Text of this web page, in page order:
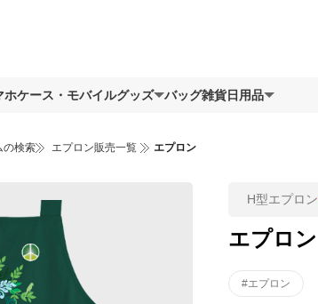
ホケース・モバイルグッズ バッグ雑貨日用品
の検索 エプロン販売一覧 エプロン
H型エプロン
エプロン
#エプロン